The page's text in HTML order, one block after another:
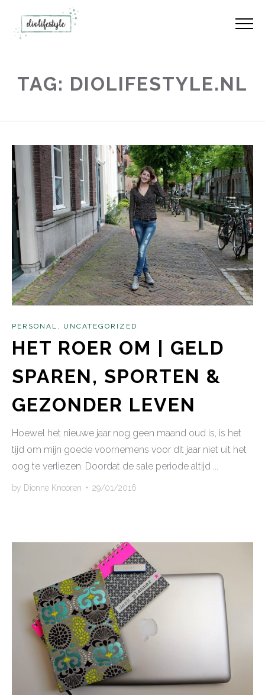
TAG: DIOLIFESTYLE.NL
PERSONAL , UNCATEGORIZED
HET ROER OM | GELD
SPAREN, SPORTEN &
GEZONDER LEVEN
Hoewel het nieuwe jaar nog geen maand oud is, is het
tijd om mijn goede voornemens voor dit jaar niet uit het
oog te verliezen. Doordat de sale periode altijd ...
by Dionne Knooren • 29/01/2016